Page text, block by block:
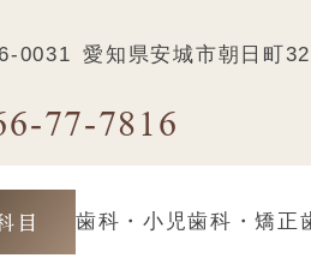
0031 愛知県安城市朝日町32
77-7816
目 歯科・小児歯科・矯正